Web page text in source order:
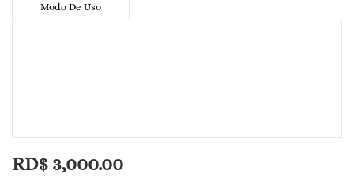
Modo De Uso
RD$ 3,000.00